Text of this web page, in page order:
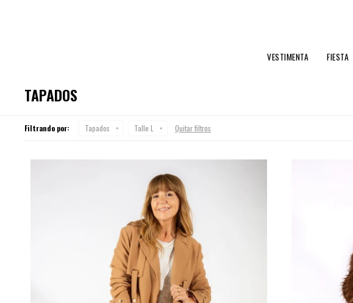
VESTIMENTA FIESTA
TAPADOS
Filtrando por: Tapados Talle L Quitar filtros